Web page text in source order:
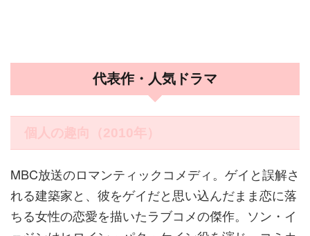
代表作・人気ドラマ
個人の趣向（2010年）
MBC放送のロマンティックコメディ。ゲイと誤解さ
れる建築家と、彼をゲイだと思い込んだまま恋に落
ちる女性の恋愛を描いたラブコメの傑作。ソン・イ